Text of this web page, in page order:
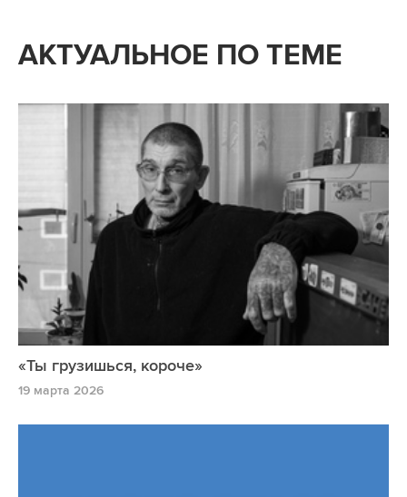
АКТУАЛЬНОЕ ПО ТЕМЕ
«Ты грузишься, короче»
19 марта 2026